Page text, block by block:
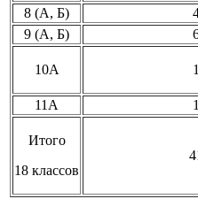
8 (А, Б)
9 (А, Б)
10А
11А
Итого
18 классов